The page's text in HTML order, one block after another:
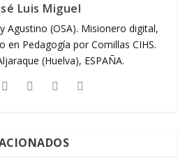
Luis Miguel
Agustino (OSA). Misionero digital,
en Pedagogía por Comillas CIHS.
(Huelva), ESPAÑA.